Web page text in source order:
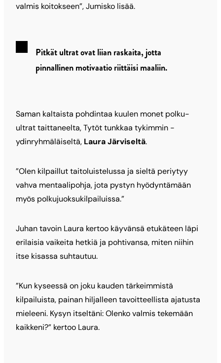
valmis koitokseen”, Jumisko lisää.
Pitkät ultrat ovat liian raskaita, jotta
pinnallinen motivaatio riittäisi maaliin.
Saman kaltaista pohdintaa kuulen monet polku-
ultrat taittaneelta, Tytöt tunkkaa tykimmin -
ydinryhmäläiseltä, Laura Järviseltä.
”Olen kilpaillut taitoluistelussa ja sieltä periytyy
vahva mentaalipohja, jota pystyn hyödyntämään
myös polkujuoksukilpailuissa.”
Juhan tavoin Laura kertoo käyvänsä etukäteen läpi
erilaisia vaikeita hetkiä ja pohtivansa, miten niihin
itse kisassa suhtautuu.
”Kun kyseessä on joku kauden tärkeimmistä
kilpailuista, painan hiljalleen tavoitteellista ajatusta
mieleeni. Kysyn itseltäni: Olenko valmis tekemään
kaikkeni?” kertoo Laura.